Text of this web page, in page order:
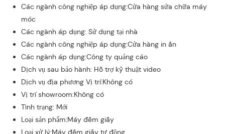
Các ngành công nghiệp áp dụng:Cửa hàng sửa chữa máy
móc
Các ngành áp dụng: Sử dụng tại nhà
Các ngành công nghiệp áp dụng:Cửa hàng in ấn
Các ngành áp dụng:Công ty quảng cáo
Dịch vụ sau bảo hành: Hỗ trợ kỹ thuật video
Dịch vụ địa phương Vị trí:Không có
Vị trí showroom:Không có
Tình trạng: Mới
Loại sản phẩm:Máy đếm giấy
Loại xử lý:Máy đếm giấy tự động